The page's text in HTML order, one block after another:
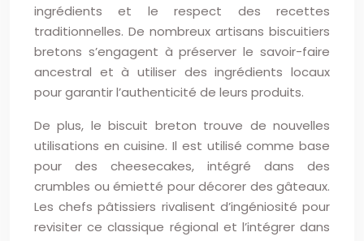
ingrédients et le respect des recettes
traditionnelles. De nombreux artisans biscuitiers
bretons s’engagent à préserver le savoir-faire
ancestral et à utiliser des ingrédients locaux
pour garantir l’authenticité de leurs produits.
De plus, le biscuit breton trouve de nouvelles
utilisations en cuisine. Il est utilisé comme base
pour des cheesecakes, intégré dans des
crumbles ou émietté pour décorer des gâteaux.
Les chefs pâtissiers rivalisent d’ingéniosité pour
revisiter ce classique régional et l’intégrer dans